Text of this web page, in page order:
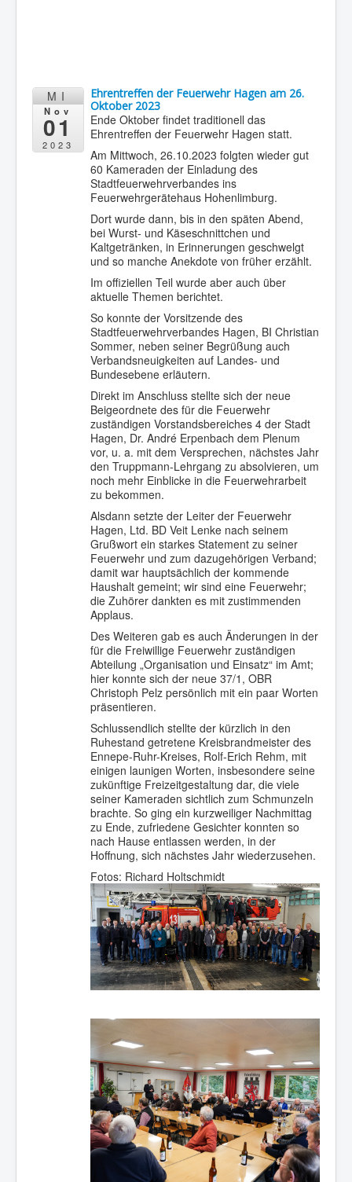
MI
Nov
01
2023
Ehrentreffen der Feuerwehr Hagen am 26.
Oktober 2023
Ende Oktober findet traditionell das
Ehrentreffen der Feuerwehr Hagen statt.
Am Mittwoch, 26.10.2023 folgten wieder gut
60 Kameraden der Einladung des
Stadtfeuerwehrverbandes ins
Feuerwehrgerätehaus Hohenlimburg.
Dort wurde dann, bis in den späten Abend,
bei Wurst- und Käseschnittchen und
Kaltgetränken, in Erinnerungen geschwelgt
und so manche Anekdote von früher erzählt.
Im offiziellen Teil wurde aber auch über
aktuelle Themen berichtet.
So konnte der Vorsitzende des
Stadtfeuerwehrverbandes Hagen, BI Christian
Sommer, neben seiner Begrüßung auch
Verbandsneuigkeiten auf Landes- und
Bundesebene erläutern.
Direkt im Anschluss stellte sich der neue
Beigeordnete des für die Feuerwehr
zuständigen Vorstandsbereiches 4 der Stadt
Hagen, Dr. André Erpenbach dem Plenum
vor, u. a. mit dem Versprechen, nächstes Jahr
den Truppmann-Lehrgang zu absolvieren, um
noch mehr Einblicke in die Feuerwehrarbeit
zu bekommen.
Alsdann setzte der Leiter der Feuerwehr
Hagen, Ltd. BD Veit Lenke nach seinem
Grußwort ein starkes Statement zu seiner
Feuerwehr und zum dazugehörigen Verband;
damit war hauptsächlich der kommende
Haushalt gemeint; wir sind eine Feuerwehr;
die Zuhörer dankten es mit zustimmenden
Applaus.
Des Weiteren gab es auch Änderungen in der
für die Freiwillige Feuerwehr zuständigen
Abteilung „Organisation und Einsatz“ im Amt;
hier konnte sich der neue 37/1, OBR
Christoph Pelz persönlich mit ein paar Worten
präsentieren.
Schlussendlich stellte der kürzlich in den
Ruhestand getretene Kreisbrandmeister des
Ennepe-Ruhr-Kreises, Rolf-Erich Rehm, mit
einigen launigen Worten, insbesondere seine
zukünftige Freizeitgestaltung dar, die viele
seiner Kameraden sichtlich zum Schmunzeln
brachte. So ging ein kurzweiliger Nachmittag
zu Ende, zufriedene Gesichter konnten so
nach Hause entlassen werden, in der
Hoffnung, sich nächstes Jahr wiederzusehen.
Fotos: Richard Holtschmidt